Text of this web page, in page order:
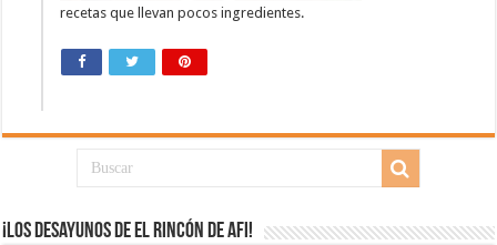
recetas que llevan pocos ingredientes.
¡Los desayunos de El Rincón de Afi!